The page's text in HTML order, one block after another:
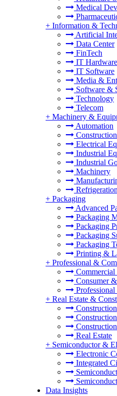
Medical
+ Information &
Artificial
Data Center
FinTech
IT Hardware
IT Software
Media &
Software &
Technology
Telecom
+ Machinery &
Automation
Electrical
Industrial
Industrial
Machinery
+ Packaging
Advanced
Packaging
Packaging
Packaging
Packaging
Printing &
+ Professional &
Commercial
Consumer
Professional
+ Real Estate &
Construction
Real Estate
+ Semiconductor &
Electronic
Integrated
Data Insights